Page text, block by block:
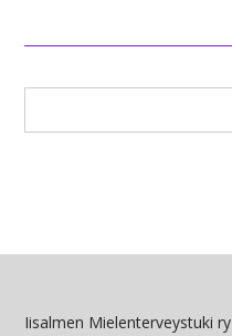
Iisalmen Mielenterveystuki ry